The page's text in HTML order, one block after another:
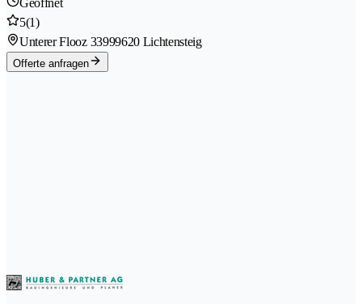
Geöffnet
5(1)
Unterer Flooz 33999620 Lichtensteig
Offerte anfragen